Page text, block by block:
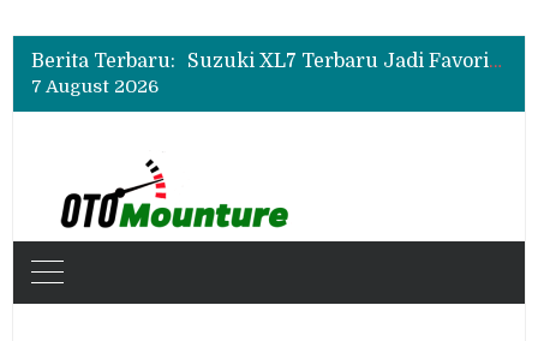
Berita Terbaru:
Promo Servis Mitsubishi Agustus 2026, Ada Diskon ESP dan Bodi & Cat Kilau Merdeka
Suzuki XL7 Terbaru Jadi Favorit Test Drive di GIIAS 2026, Ini Fitur yang Paling Dipuji
Promo Servis Mitsubishi Agustus 2026, Ada Diskon ESP dan Bodi & Cat Kilau Merdeka
7 August 2026